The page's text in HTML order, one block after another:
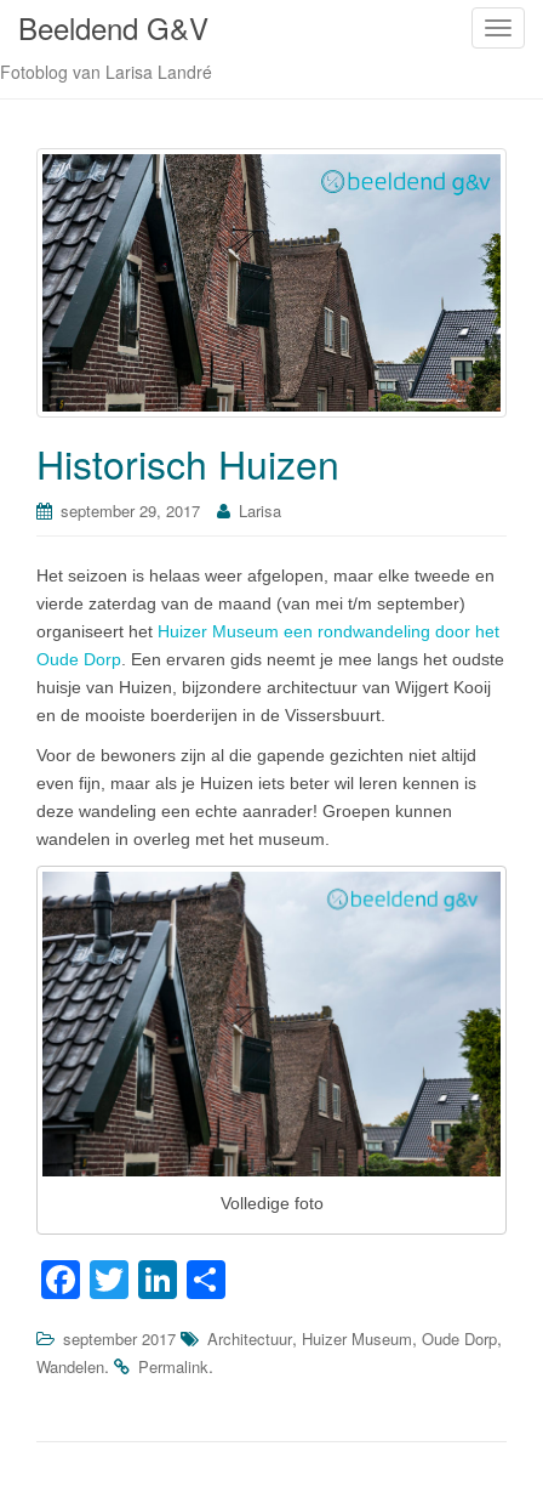
S
k
n
a
v
i
g
a
t
i
Beeldend G&V
Fotoblog van Larisa Landré
Historisch Huizen
september 29, 2017 Larisa
Het seizoen is helaas weer afgelopen, maar elke tweede en
vierde zaterdag van de maand (van mei t/m september)
organiseert het Huizer Museum een rondwandeling door het
Oude Dorp. Een ervaren gids neemt je mee langs het oudste
huisje van Huizen, bijzondere architectuur van Wijgert Kooij
en de mooiste boerderijen in de Vissersbuurt.
Voor de bewoners zijn al die gapende gezichten niet altijd
even fijn, maar als je Huizen iets beter wil leren kennen is
deze wandeling een echte aanrader! Groepen kunnen
wandelen in overleg met het museum.
Volledige foto
F
c
T
tt
Li
k
e
september 2017 Architectuur, Huizer Museum, Oude Dorp,
Wandelen. Permalink.